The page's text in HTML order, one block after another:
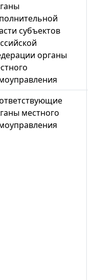
субъектов
органы
местного